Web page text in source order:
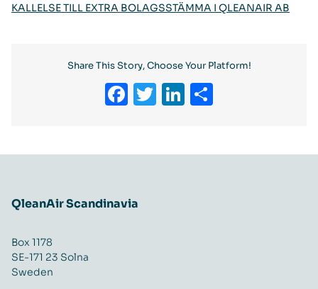
KALLELSE TILL EXTRA BOLAGSSTÄMMA I QLEANAIR AB
Share This Story, Choose Your Platform!
Facebook
Twitter
LinkedIn
QleanAir Scandinavia
Box 1178
SE-171 23 Solna
Sweden